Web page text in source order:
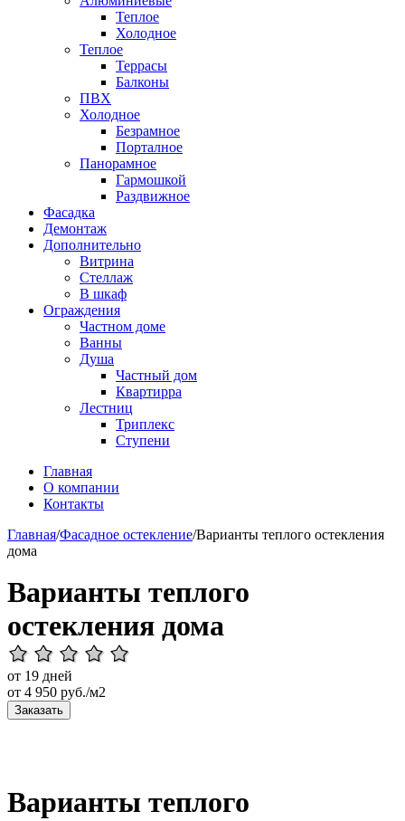
Теплое
Холодное
Теплое
Террасы
Балконы
ПВХ
Холодное
Безрамное
Порталное
Панорамное
Гармошкой
Раздвижное
Фасадка
Демонтаж
Дополнительно
Витрина
Стеллаж
В шкаф
Ограждения
Частном доме
Ванны
Душа
Частный дом
Квартирра
Лестниц
Триплекс
Ступени
Главная
О компании
Контакты
Главная/Фасадное остекление/Варианты теплого остекления
дома
Варианты теплого
остекления дома
от 19 дней
от 4 950 руб./м2
Заказать
Варианты теплого